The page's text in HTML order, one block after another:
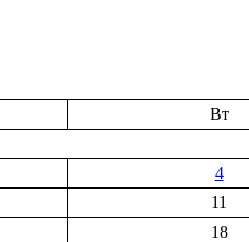
Вт
4
11
18